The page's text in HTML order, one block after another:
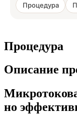
Процедура
Процедура
Описание
но